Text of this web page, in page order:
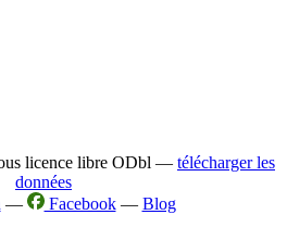
licence libre ODbl — télécharger les
données
— Facebook— Blog